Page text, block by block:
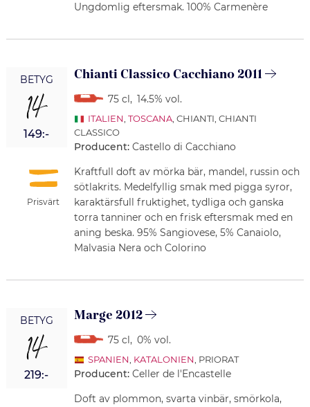
Ungdomlig eftersmak. 100% Carmenère
BETYG
14
149:-
Prisvärt
Chianti Classico Cacchiano 2011
75 cl, 14.5% vol.
ITALIEN TOSCANA, CHIANTI, CHIANTI
CLASSICO
Producent: Castello di Cacchiano
Kraftfull doft av mörka bär, mandel, russin och
sötlakrits. Medelfyllig smak med pigga syror,
karaktärsfull fruktighet, tydliga och ganska
torra tanniner och en frisk eftersmak med en
aning beska. 95% Sangiovese, 5% Canaiolo,
Malvasia Nera och Colorino
BETYG
14
219:-
Marge 2012
75 cl, 0% vol.
SPANIEN KATALONIEN , PRIORAT
Producent: Celler de l'Encastelle
Doft av plommon, svarta vinbär, smörkola,